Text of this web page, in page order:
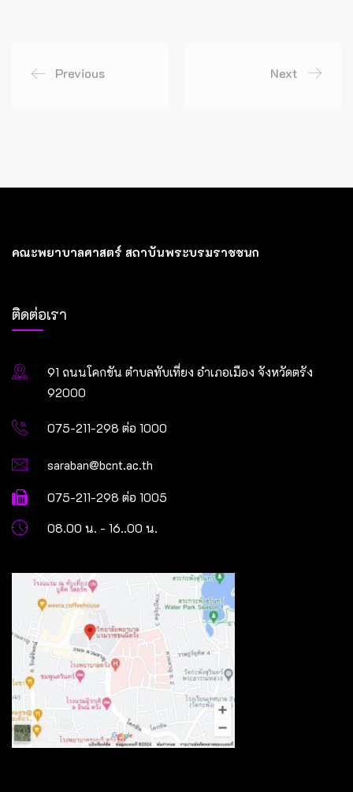
Previous Next
คณะพยาบาลศาสตร์ สถาบันพระบรมราชชนก
ติดต่อเรา
91 ถนนโคกขัน ตำบลทับเที่ยง อำเภอเมือง จังหวัดตรัง
92000
075-211-298 ต่อ 1000
saraban@bcnt.ac.th
075-211-298 ต่อ 1005
08.00 น. - 16..00 น.